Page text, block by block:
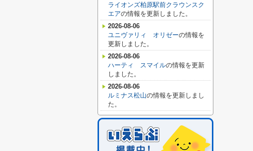
ライオンズ柏原駅前クラウンスク
エアの情報を更新しました。
2026-08-06
ユニヴァリィ オリゼーの情報を
更新しました。
2026-08-06
ハーティ スマイルの情報を更新
しました。
2026-08-06
ルミナス松山の情報を更新しまし
た。